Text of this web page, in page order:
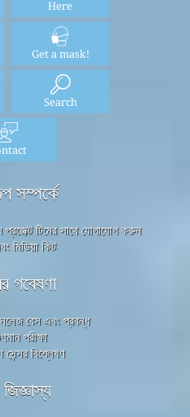
Here
Get a mask!
Search
সম্পর্কে
প্রজেক্ট টিমের সাথে যোগাযোগ করুন
মিডিয়া কিট
গবেষণা
বেস এবং প্রবন্ধ
পরীক্ষা
সেন্সর বিশ্লেষণ